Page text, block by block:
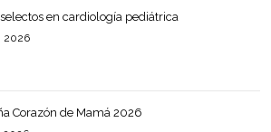
en cardiología pediátrica
2026
Corazón de Mamá 2026